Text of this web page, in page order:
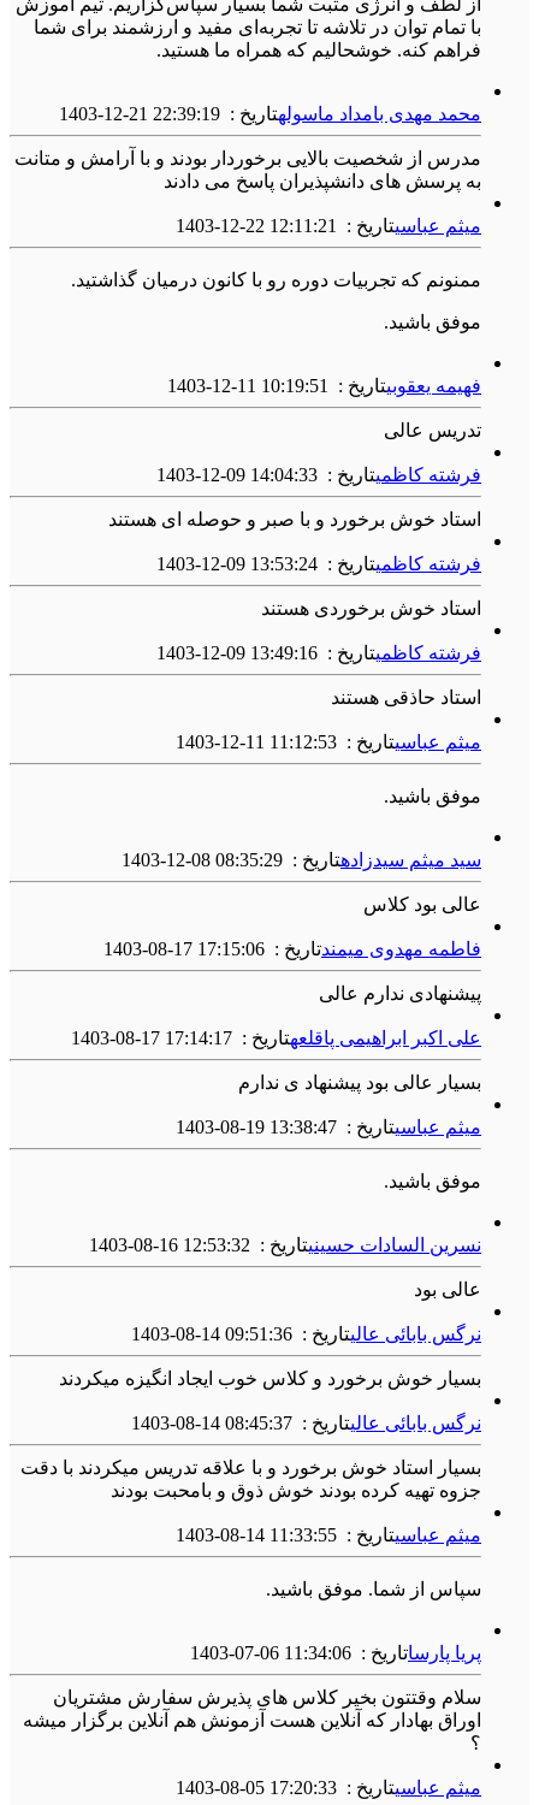
از لطف و انرژی مثبت شما بسیار سپاس‌گزاریم. تیم آموزش
با تمام توان در تلاشه تا تجربه‌ای مفید و ارزشمند برای شما
فراهم کنه. خوشحالیم که همراه ما هستید.
محمد مهدی بامداد ماسولهتاریخ : 1403-12-21 22:39:19
مدرس از شخصیت بالایی برخوردار بودند و با آرامش و متانت
به پرسش های دانشپذیران پاسخ می دادند
میثم عباسیتاریخ : 1403-12-22 12:11:21
ممنونم که تجربیات دوره رو با کانون درمیان گذاشتید.
موفق باشید.
فهیمه یعقوبیتاریخ : 1403-12-11 10:19:51
تدریس عالی
فرشته کاظمیتاریخ : 1403-12-09 14:04:33
استاد خوش برخورد و با صبر و حوصله ای هستند
فرشته کاظمیتاریخ : 1403-12-09 13:53:24
استاد خوش برخوردی هستند
فرشته کاظمیتاریخ : 1403-12-09 13:49:16
استاد حاذقی هستند
میثم عباسیتاریخ : 1403-12-11 11:12:53
موفق باشید.
سید میثم سیدزادهتاریخ : 1403-12-08 08:35:29
عالی بود کلاس
فاطمه مهدوی میمندتاریخ : 1403-08-17 17:15:06
پیشنهادی ندارم عالی
علی اکبر ابراهیمی پاقلعهتاریخ : 1403-08-17 17:14:17
بسیار عالی بود پیشنهاد ی ندارم
میثم عباسیتاریخ : 1403-08-19 13:38:47
موفق باشید.
نسرین السادات حسینیتاریخ : 1403-08-16 12:53:32
عالی بود
نرگس بابائی عالیتاریخ : 1403-08-14 09:51:36
بسیار خوش برخورد و کلاس خوب ایجاد انگیزه میکردند
نرگس بابائی عالیتاریخ : 1403-08-14 08:45:37
بسیار استاد خوش برخورد و با علاقه تدریس میکردند با دقت
جزوه تهیه کرده بودند خوش ذوق و بامحبت بودند
میثم عباسیتاریخ : 1403-08-14 11:33:55
سپاس از شما. موفق باشید.
پریا پارساتاریخ : 1403-07-06 11:34:06
سلام وقتتون بخیر کلاس های پذیرش سفارش مشتریان
اوراق بهادار که آنلاین هست آزمونش هم آنلاین برگزار میشه
؟
میثم عباسیتاریخ : 1403-08-05 17:20:33